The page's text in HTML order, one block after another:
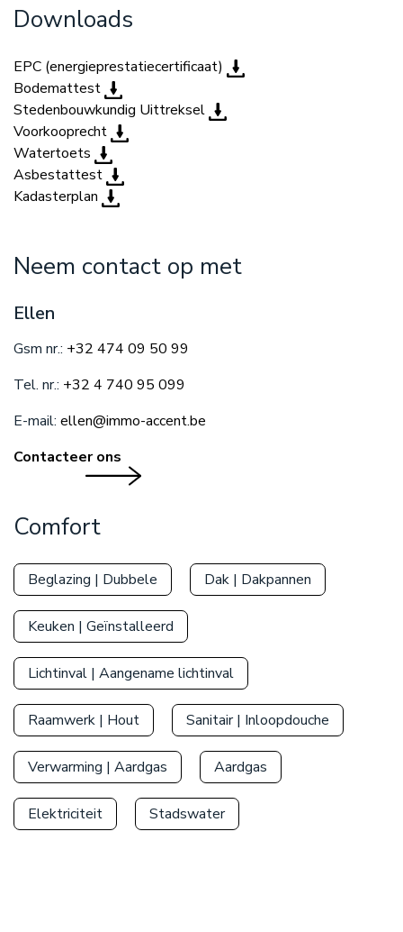
Downloads
EPC (energieprestatiecertificaat)
Bodemattest
Stedenbouwkundig Uittreksel
Voorkooprecht
Watertoets
Asbestattest
Kadasterplan
Neem contact op met
Ellen
Gsm nr.: +32 474 09 50 99
Tel. nr.: +32 4 740 95 099
E-mail: ellen@immo-accent.be
Contacteer ons
Comfort
Beglazing | Dubbele Dak | Dakpannen
Keuken | Geïnstalleerd
Lichtinval | Aangename lichtinval
Raamwerk | Hout Sanitair | Inloopdouche
Verwarming | Aardgas Aardgas
Elektriciteit Stadswater